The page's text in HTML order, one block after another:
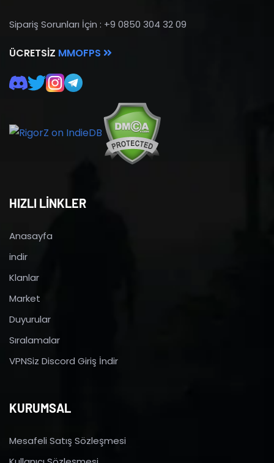
Sipariş Sorunları İçin : +9 0850 304 32 09
ÜCRETSIZ MMOFPS
HIZLI LİNKLER
Anasayfa
indir
Klanlar
Market
Duyurular
Sıralamalar
VPNSiz Discord Giriş İndir
KURUMSAL
Mesafeli Satış Sözleşmesi